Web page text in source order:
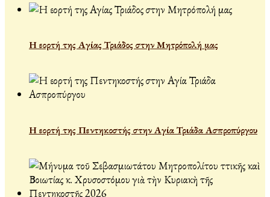
Η εορτή της Αγίας Τριάδος στην Μητρόπολή μας
Η εορτή της Πεντηκοστής στην Αγία Τριάδα Ασπροπύργου